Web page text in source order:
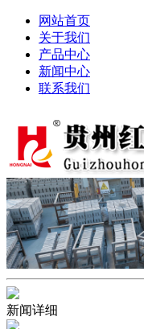
网站首页
关于我们
产品中心
新闻中心
联系我们
新闻详细